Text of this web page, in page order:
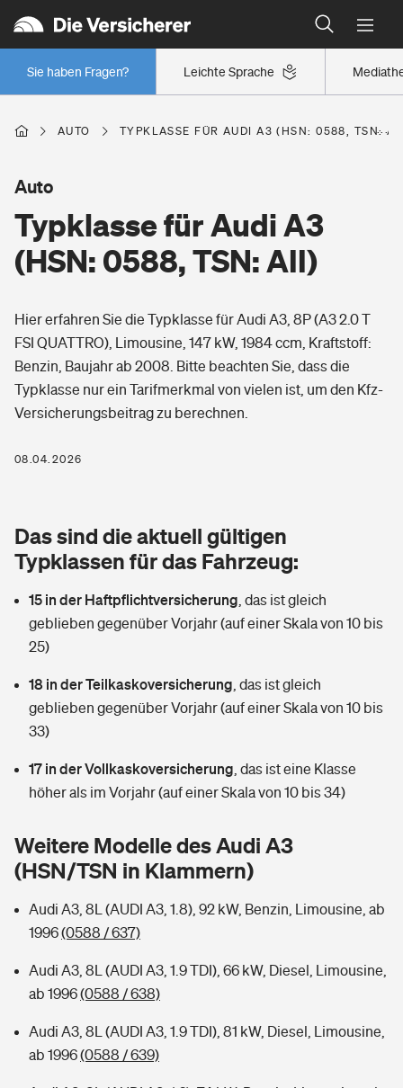
Leichte Sprache
Sie haben Fragen?
Wer versichert was: Jetzt Versicherer finden
Regionalklassen: So ist Ihre Region eingestuft
Wer versichert was: Jetzt Versicherer finden
Berufsunfähigkeitsversicherung
Erwerbsunfähigkeitsversicherung
Grundfähigkeitsversicherung
Arbeitsrechtsschutz
Berufshaftpflichtversicherung
Zur Übersicht
Tools
Wer versichert was: Jetzt Versicherer finden
Sie haben Fragen?
Wohnen
Elementarversicherung
Glasversicherung
Mietkautionsversicherung
Restkreditversicherung
Zur Übersicht
Tools
Hochwasser-Check: Wie gefährdet ist Ihr Haus?
Sie haben Fragen?
Freizeit
Pri­vate Haft­pflicht­
Kinderunfall­ver­si­che­rung
Kinderinvalidität
Hundehalter-Haftpflicht
Handyversicherung
Private Cyberversicherung
Zur Übersicht
Kinderunfall-Check: Mehr Sicherheit für deine Kids
Gesundheit
Private Krankenversicherung
Dread-Disease-Versicherung
Tierkrankenversicherung
Zur Übersicht
Tools
Wer versichert was: Jetzt Versicherer finden
Rentenrechner: Wie viel Geld bekomme ich im Alter?
AUTO TYPKLASSE FÜR AUDI A3 (HSN: 0588, TSN:
Typklasse für Audi A3
(HSN: 0588, TSN: AII)
Auto
Hier erfahren Sie die Typklasse für Audi A3, 8P (A3 2.0 T
FSI QUATTRO), Limousine, 147 kW, 1984 ccm, Kraftstoff:
Benzin, Baujahr ab 2008. Bitte beachten Sie, dass die
Typklasse nur ein Tarifmerkmal von vielen ist, um den Kfz-
Versicherungsbeitrag zu berechnen.
08.04.2026
Das sind die aktuell gültigen
Typklassen für das Fahrzeug:
15 in der Haftpflichtversicherung das ist gleich
geblieben gegenüber Vorjahr (auf einer Skala von 10 bis
25)
18 in der Teilkaskoversicherung das ist gleich
geblieben gegenüber Vorjahr (auf einer Skala von 10 bis
33)
17 in der Vollkaskoversicherung das ist eine Klasse
höher als im Vorjahr (auf einer Skala von 10 bis 34)
Weitere Modelle des Audi A3
(HSN/TSN in Klammern)
Audi A3, 8L (AUDI A3, 1.8), 92 kW, Benzin, Limousine, ab
1996(0588 / 637)
Audi A3, 8L (AUDI A3, 1.9 TDI), 66 kW, Diesel, Limousine,
ab 1996(0588 / 638)
Audi A3, 8L (AUDI A3, 1.9 TDI), 81 kW, Diesel, Limousine,
ab 1996(0588 / 639)